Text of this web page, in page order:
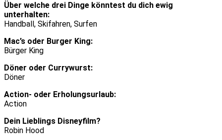
Über welche drei Dinge könntest du dich ewig
unterhalten:
Handball, Skifahren, Surfen
Mac’s oder Burger King:
Bürger King
Döner oder Currywurst:
Döner
Action- oder Erholungsurlaub:
Action
Dein Lieblings Disneyfilm?
Robin Hood